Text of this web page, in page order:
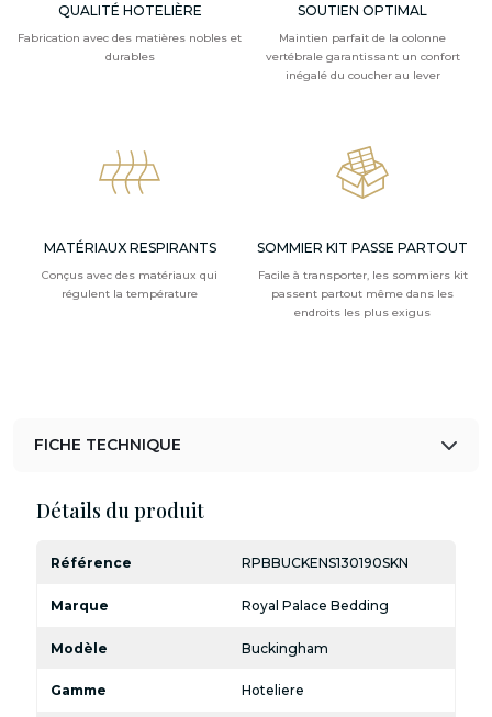
QUALITÉ HOTELIÈRE
Fabrication avec des matières nobles et
durables
SOUTIEN OPTIMAL
Maintien parfait de la colonne
vertébrale garantissant un confort
inégalé du coucher au lever
MATÉRIAUX RESPIRANTS
Conçus avec des matériaux qui
régulent la température
SOMMIER KIT PASSE PARTOUT
Facile à transporter, les sommiers kit
passent partout même dans les
endroits les plus exigus
FICHE TECHNIQUE
Détails du produit
Référence RPBBUCKENS130190SKN
Marque Royal Palace Bedding
Modèle Buckingham
Gamme Hoteliere